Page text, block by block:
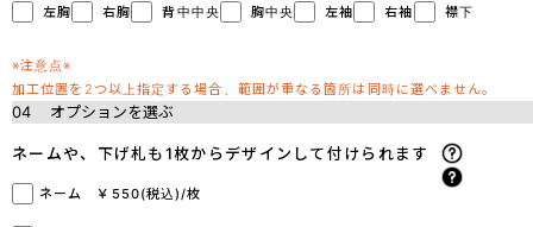
左胸 右胸 背中中央 胸中央 左袖 右袖 襟下
※注意点※
加工位置を2つ以上指定する場合、範囲が重なる箇所は同時に選べません。
04 オプションを選ぶ
ネームや、下げ札も1枚からデザインして付けられます
ネーム ￥550(税込)/枚